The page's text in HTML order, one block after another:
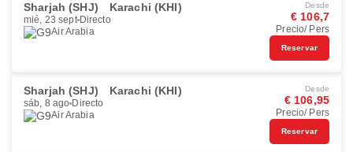
Sharjah (SHJ) Karachi (KHI)
mié, 23 sept Directo
Air Arabia
Desde
€ 106,7
Precio/ Pers
Reservar
Sharjah (SHJ) Karachi (KHI)
sáb, 8 ago Directo
Air Arabia
Desde
€ 106,95
Precio/ Pers
Reservar